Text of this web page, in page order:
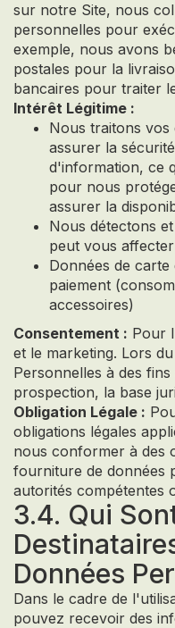
sur notre Site, nous
personnelles pour
exemple, nous avons
postales pour la
bancaires pour traiter
Intérêt Légitime :
Nous traitons
assurer la
d'information, ce
pour nous
assurer la
Nous détectons
peut vous affecter
Données de carte
paiement
accessoires)
Consentement : Pour
et le marketing. Lors
Personnelles à des
prospection, la base
Obligation Légale :
obligations légales
nous conformer à des
fourniture de données
autorités compétentes
3.4. Qui
Données
Dans le cadre de
pouvez recevoir des